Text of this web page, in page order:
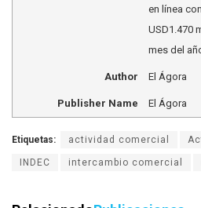
en línea
USD1.470
mes del
Author El Ágora
Publisher Name El Ágora
Etiquetas: actividad comercial
INDEC intercambio comercial